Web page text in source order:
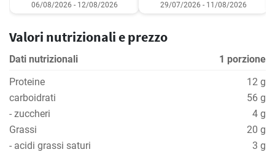
06/08/2026 - 12/08/2026 29/07/2026 - 11/08/2026
Valori nutrizionali e prezzo
Dati nutrizionali
1 porzione
Proteine
12 g
carboidrati
56 g
- zuccheri
4 g
Grassi
20 g
- acidi grassi saturi
3 g